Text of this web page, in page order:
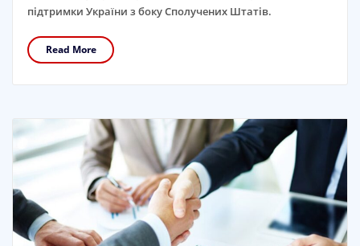
підтримки України з боку Сполучених Штатів.
Read More